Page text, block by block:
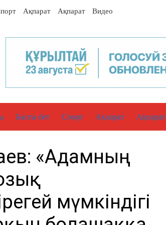
Ақпарат Ақпарат Видео
Басты бет Спорт Ақпарат Ақпарат
«Адамның
мүмкіндігі